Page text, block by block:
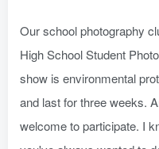
Our school photography
High School Student
show is environmental
and last for three weeks.
welcome to participate. I